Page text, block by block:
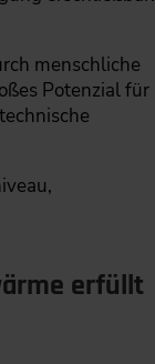
menschliche
Potenzial für
erfüllt